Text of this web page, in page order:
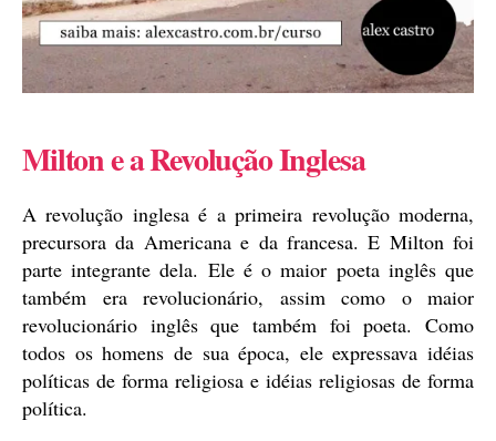
Milton e a Revolução Inglesa
A revolução inglesa é a primeira revolução moderna,
precursora da Americana e da francesa. E Milton foi
parte integrante dela. Ele é o maior poeta inglês que
também era revolucionário, assim como o maior
revolucionário inglês que também foi poeta. Como
todos os homens de sua época, ele expressava idéias
políticas de forma religiosa e idéias religiosas de forma
política.